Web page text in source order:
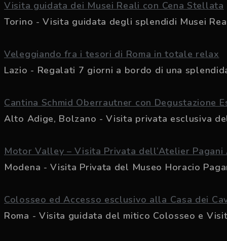
Visita guidata dei Musei Reali con Cena Stellata
Torino - Visita guidata degli splendidi Musei
Veleggiando fra i tesori di Roma in totale relax
Lazio - Regalati 7 giorni a bordo di una
Cantina Schmid Oberrautner con Degustazione
Alto Adige, Bolzano - Visita privata esclusiva
Motor Valley – Visita Privata dell’Atelier
Modena - Visita Privata del Museo Horacio
Colosseo ed Accesso esclusivo alla Casa dei
Roma - Visita guidata del mitico Colosseo e